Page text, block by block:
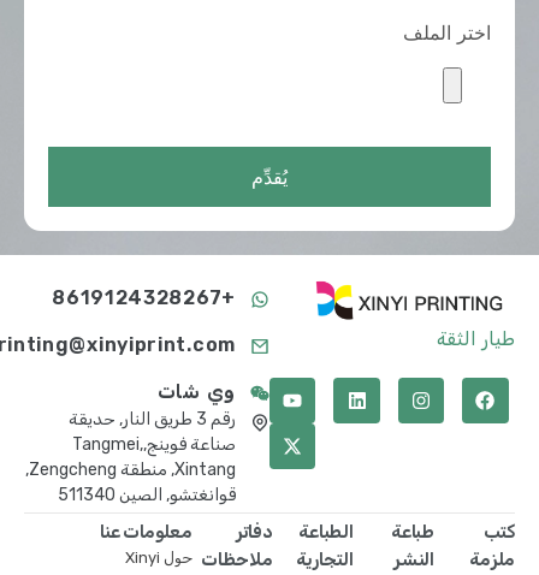
اختر الملف
يُقدِّم
طيار الثقة
+8619124328267
printing@xinyiprint.com
وي شات
رقم 3 طريق النار, حديقة
صناعة فوينج,Tangmei,
Xintang, منطقة Zengcheng,
قوانغتشو, الصين 511340
كتب
ملزمة
طباعة
النشر
الطباعة
التجارية
دفاتر
ملاحظات
معلومات عنا
حول Xinyi